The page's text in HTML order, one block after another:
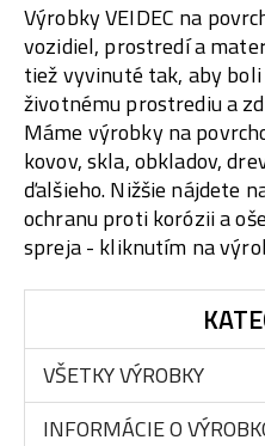
Výrobky VEIDEC na
vozidiel, prostredí a
tiež vyvinuté tak, aby
životnému prostrediu a
Máme výrobky na
kovov, skla, obkladov,
ďalšieho. Nižšie nájdete
ochranu proti korózii a
spreja - kliknutím na
VŠETKY VÝROBKY
INFORMÁCIE O